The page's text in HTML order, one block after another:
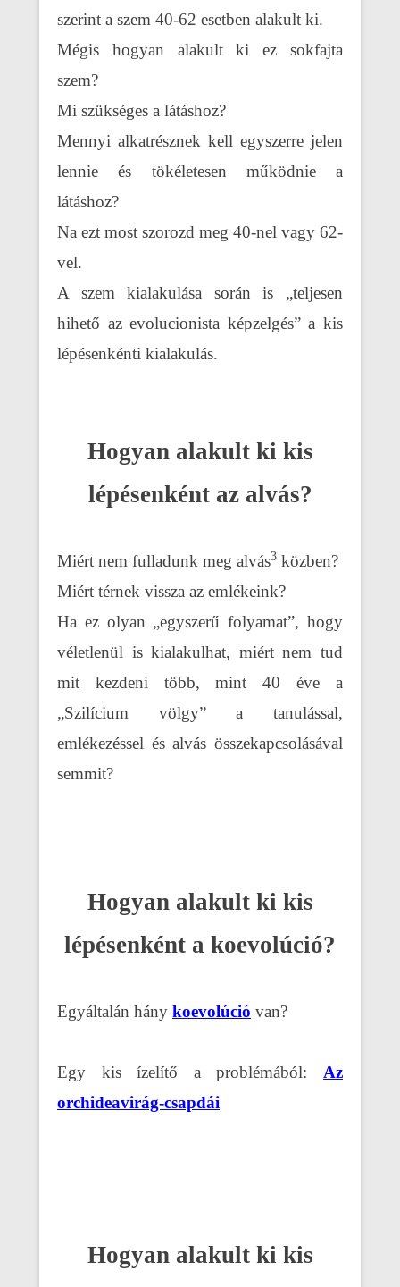
szerint a szem 40-62 esetben alakult ki.
Mégis hogyan alakult ki ez sokfajta
szem?
Mi szükséges a látáshoz?
Mennyi alkatrésznek kell egyszerre jelen
lennie és tökéletesen működnie a
látáshoz?
Na ezt most szorozd meg 40-nel vagy 62-
vel.
A szem kialakulása során is „teljesen
hihető az evolucionista képzelgés” a kis
lépésenkénti kialakulás.
Hogyan alakult ki kis
lépésenként az alvás?
Miért nem fulladunk meg alvás3 közben?
Miért térnek vissza az emlékeink?
Ha ez olyan „egyszerű folyamat”, hogy
véletlenül is kialakulhat, miért nem tud
mit kezdeni több, mint 40 éve a
„Szilícium völgy” a tanulással,
emlékezéssel és alvás összekapcsolásával
semmit?
Hogyan alakult ki kis
lépésenként a koevolúció?
Egyáltalán hány koevolúció van?
Egy kis ízelítő a problémából: Az
orchideavirág-csapdái
Hogyan alakult ki kis